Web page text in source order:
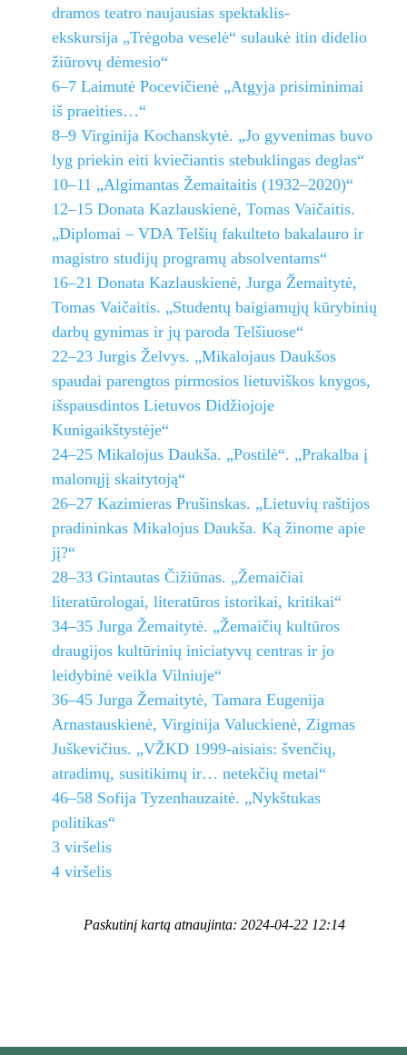
dramos teatro naujausias spektaklis-
ekskursija „Trėgoba veselė“ sulaukė itin didelio
žiūrovų dėmesio“
6–7 Laimutė Pocevičienė „Atgyja prisiminimai
iš praeities…“
8–9 Virginija Kochanskytė. „Jo gyvenimas buvo
lyg priekin eiti kviečiantis stebuklingas deglas“
10–11 „Algimantas Žemaitaitis (1932–2020)“
12–15 Donata Kazlauskienė, Tomas Vaičaitis.
„Diplomai – VDA Telšių fakulteto bakalauro ir
magistro studijų programų absolventams“
16–21 Donata Kazlauskienė, Jurga Žemaitytė,
Tomas Vaičaitis. „Studentų baigiamųjų kūrybinių
darbų gynimas ir jų paroda Telšiuose“
22–23 Jurgis Želvys. „Mikalojaus Daukšos
spaudai parengtos pirmosios lietuviškos knygos,
išspausdintos Lietuvos Didžiojoje
Kunigaikštystėje“
24–25 Mikalojus Daukša. „Postilė“. „Prakalba į
malonųjį skaitytoją“
26–27 Kazimieras Prušinskas. „Lietuvių raštijos
pradininkas Mikalojus Daukša. Ką žinome apie
jį?“
28–33 Gintautas Čižiūnas. „Žemaičiai
literatūrologai, literatūros istorikai, kritikai“
34–35 Jurga Žemaitytė. „Žemaičių kultūros
draugijos kultūrinių iniciatyvų centras ir jo
leidybinė veikla Vilniuje“
36–45 Jurga Žemaitytė, Tamara Eugenija
Arnastauskienė, Virginija Valuckienė, Zigmas
Juškevičius. „VŽKD 1999-aisiais: švenčių,
atradimų, susitikimų ir… netekčių metai“
46–58 Sofija Tyzenhauzaitė. „Nykštukas
politikas“
3 viršelis
4 viršelis
Paskutinį kartą atnaujinta: 2024-04-22 12:14